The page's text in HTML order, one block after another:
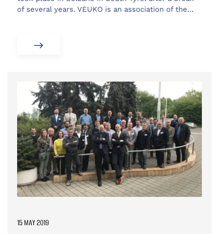
of several years. VEUKO is an association of the…
15 MAY 2019